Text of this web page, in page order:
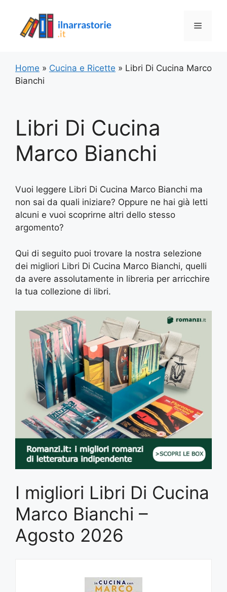
contenuto
Menu
Home » Cucina e Ricette » Libri Di Cucina Marco
Bianchi
Libri Di Cucina
Marco Bianchi
Vuoi leggere Libri Di Cucina Marco Bianchi ma
non sai da quali iniziare? Oppure ne hai già letti
alcuni e vuoi scoprirne altri dello stesso
argomento?
Qui di seguito puoi trovare la nostra selezione
dei migliori Libri Di Cucina Marco Bianchi, quelli
da avere assolutamente in libreria per arricchire
la tua collezione di libri.
I migliori Libri Di Cucina
Marco Bianchi –
Agosto 2026